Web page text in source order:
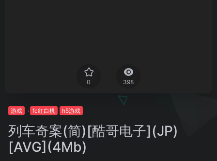
0 398
游戏 fc红白机 h5游戏
列车奇案(简)[酷哥电子](JP)
[AVG](4Mb)